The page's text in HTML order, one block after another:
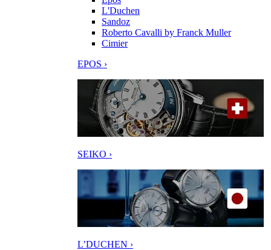
L'Duchen
Sandoz
Roberto Cavalli by Franck Muller
Cimier
EPOS ›
SEIKO ›
L’DUCHEN ›